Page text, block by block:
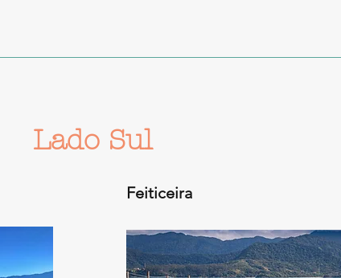
Feiticeira
Lado Sul